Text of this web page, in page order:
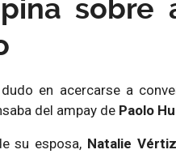
sobre
en acercarse a
del ampay de Paolo
su esposa, Natalie Vértiz